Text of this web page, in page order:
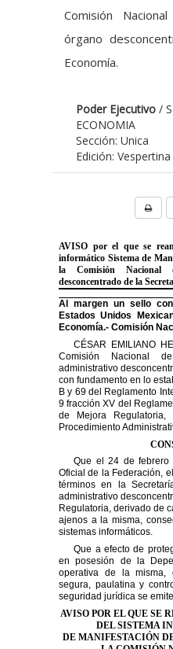
Comisión
órgano
Economía.
Poder Ejecutivo /
ECONOMIA
Sección: Unica
Edición: Vespertina